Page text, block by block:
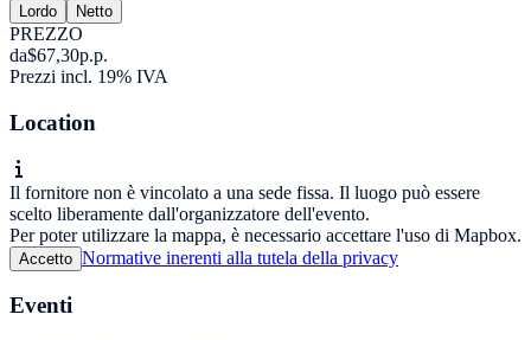
Lordo Netto
PREZZO
da$67,30p.p.
Prezzi incl. 19% IVA
Location
Il fornitore non è vincolato a una sede fissa. Il luogo può essere
scelto liberamente dall'organizzatore dell'evento.
Per poter utilizzare la mappa, è necessario accettare l'uso di Mapbox.
Accetto Normative inerenti alla tutela della privacy
Eventi